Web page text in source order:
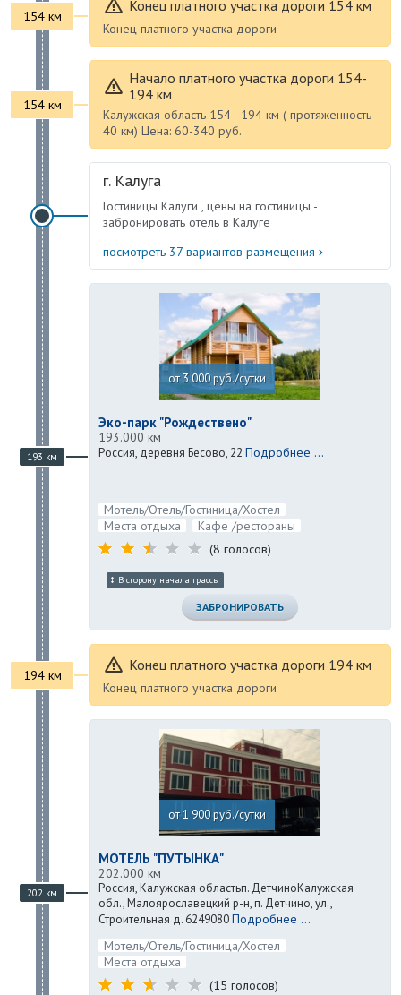
154 км
Конец платного участка дороги 154 км
Конец платного участка дороги
154 км
Начало платного участка дороги 154-
194 км
Калужская область 154 - 194 км ( протяженность
40 км) Цена: 60-340 руб.
г. Калуга
Гостиницы Калуги , цены на гостиницы -
забронировать отель в Калуге
посмотреть 37 вариантов размещения
193 км
от 3 000 руб./сутки
Эко-парк "Рождествено"
193.000 км
Россия, деревня Бесово, 22 Подробнее ...
Мотель/Отель/Гостиница/Хостел
Места отдыха
Кафе /рестораны
(8 голосов)
В сторону начала трассы
ЗАБРОНИРОВАТЬ
194 км
Конец платного участка дороги 194 км
Конец платного участка дороги
202 км
от 1 900 руб./сутки
МОТЕЛЬ "ПУТЫНКА"
202.000 км
Россия, Калужская областьп. ДетчиноКалужская
обл., Малоярославецкий р-н, п. Детчино, ул.,
Строительная д. 6249080Подробнее ...
Мотель/Отель/Гостиница/Хостел
Места отдыха
(15 голосов)